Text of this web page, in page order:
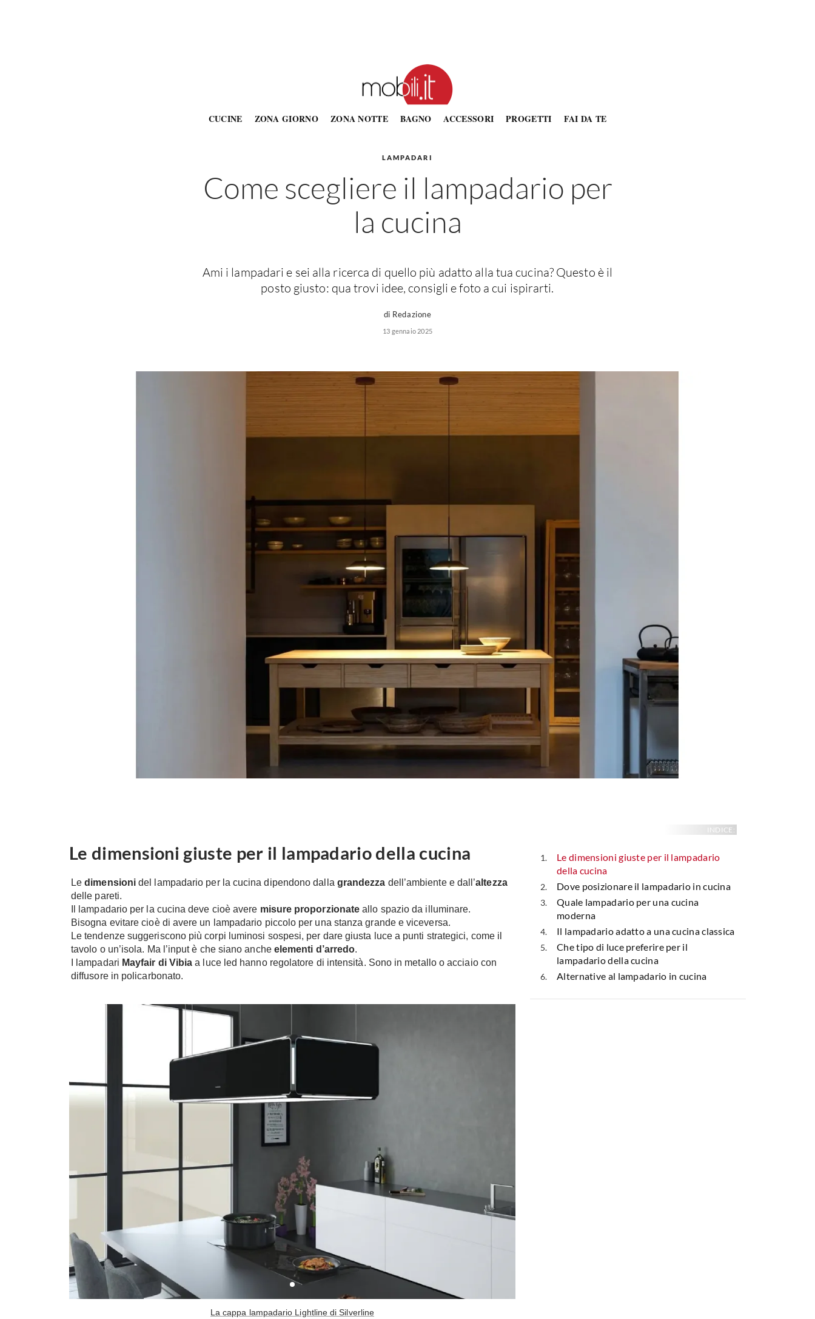
CUCINE ZONA GIORNO ZONA NOTTE BAGNO ACCESSORI PROGETTI FAI DA TE
LAMPADARI
Come scegliere il lampadario per
la cucina
Ami i lampadari e sei alla ricerca di quello più adatto alla tua cucina? Questo è il
posto giusto: qua trovi idee, consigli e foto a cui ispirarti.
di Redazione
13 gennaio 2025
Le dimensioni giuste per il lampadario della cucina
Ledimensioni del lampadario per la cucina dipendono dalla grandezza dell’ambiente e dall’altezza
delle pareti.
Il lampadario per la cucina deve cioè avere misure proporzionate allo spazio da illuminare.
Bisogna evitare cioè di avere un lampadario piccolo per una stanza grande e viceversa.
Le tendenze suggeriscono più corpi luminosi sospesi, per dare giusta luce a punti strategici, come il
tavolo o un’isola. Ma l’input è che siano anche elementi d’arredo.
I lampadari Mayfair di Vibia a luce led hanno regolatore di intensità. Sono in metallo o acciaio con
diffusore in policarbonato.
La cappa lampadario Lightline di Silverline
INDICE:
Le dimensioni giuste per il lampadario
della cucina
Dove posizionare il lampadario in cucina
Quale lampadario per una cucina
moderna
Il lampadario adatto a una cucina classica
Che tipo di luce preferire per il
lampadario della cucina
Alternative al lampadario in cucina